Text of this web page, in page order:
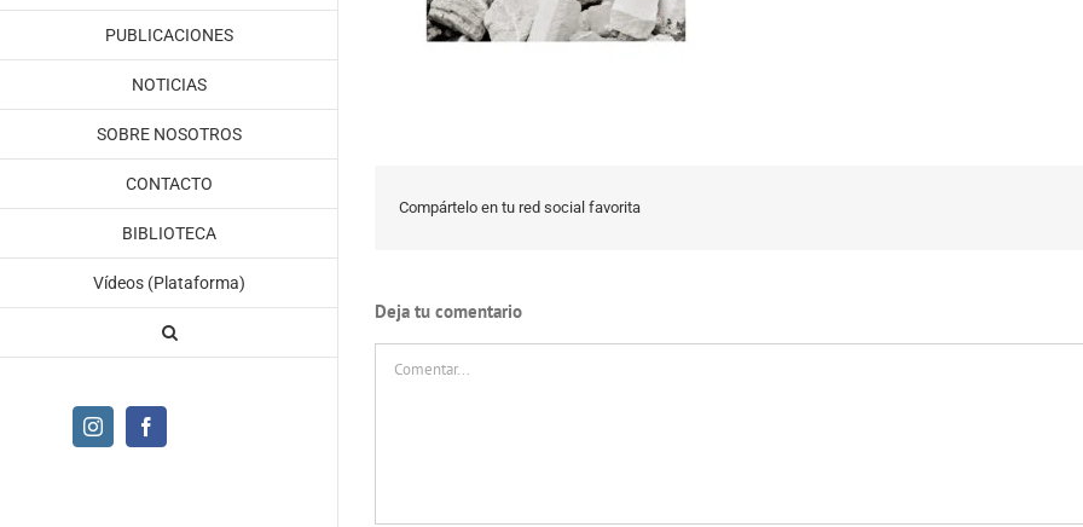
PUBLICACIONES
NOTICIAS
SOBRE NOSOTROS
CONTACTO
BIBLIOTECA
Vídeos (Plataforma)
Instagram
Compártelo en tu red social favorita
Deja tu comentario